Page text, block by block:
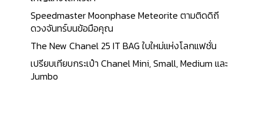
Speedmaster Moonphase Meteorite ตามติดดิถี
ดวงจันทร์บนข้อมือคุณ
The New Chanel 25 IT BAG ใบใหม่แห่งโลกแฟชั่น
เปรียบเทียบกระเป๋า Chanel Mini, Small, Medium และ
Jumbo